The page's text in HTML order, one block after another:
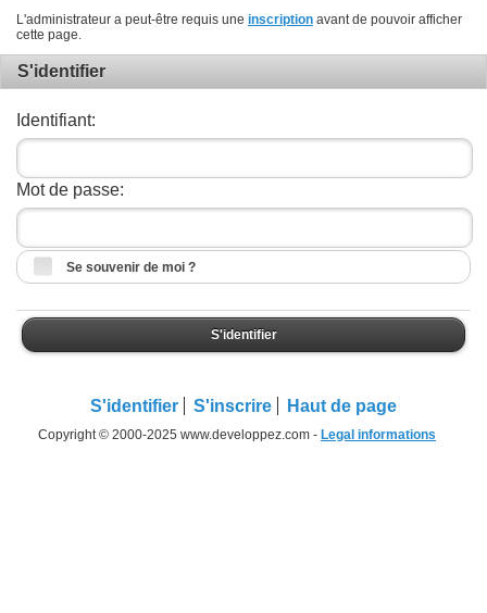
L'administrateur a peut-être requis une inscription avant de pouvoir afficher
cette page.
S'identifier
Identifiant:
Mot de passe:
Se souvenir de moi ?
S'identifier
S'identifier S'inscrire Haut de page
Copyright © 2000-2025 www.developpez.com - Legal informations